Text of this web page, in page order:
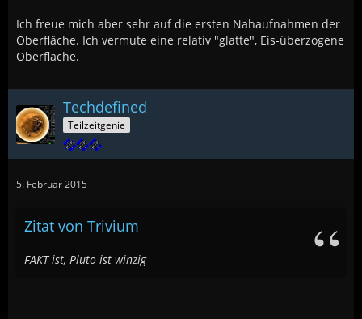
Ich freue mich aber sehr auf die ersten Nahaufnahmen der
Oberfläche. Ich vermute eine relativ "glatte", Eis-überzogene
Oberfläche.
Techdefined
Teilzeitgenie
5. Februar 2015
Zitat von Trivium
FAKT ist, Pluto ist winzig